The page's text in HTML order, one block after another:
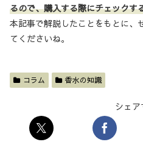
るので、購入する際にチェックす
本記事で解説したことをもとに、
てくださいね。
コラム 香水の知識
シェア